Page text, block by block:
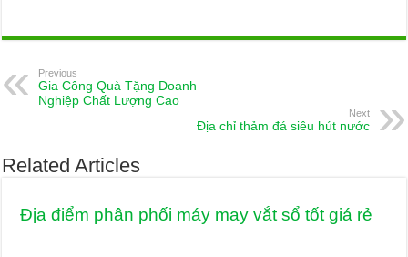
Previous
Gia Công Quà Tặng Doanh
Nghiệp Chất Lượng Cao
Next
Địa chỉ thảm đá siêu hút nước
Related Articles
Địa điểm phân phối máy may vắt sổ tốt giá rẻ